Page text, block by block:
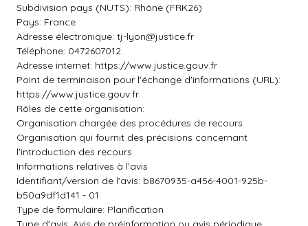
Subdivision pays (NUTS): Rhône (FRK26)
Pays: France
Adresse électronique: tj-lyon@justice.fr
Téléphone: 0472607012.
Adresse internet: https://www.justice.gouv.fr
Point de terminaison pour l'échange d'informations (URL):
https://www.justice.gouv.fr
Rôles de cette organisation:
Organisation chargée des procédures de recours
Organisation qui fournit des précisions concernant
l'introduction des recours
Informations relatives à l'avis
Identifiant/version de l'avis: b8670935-a456-4001-925b-
b50a9df1d141 - 01.
Type de formulaire: Planification